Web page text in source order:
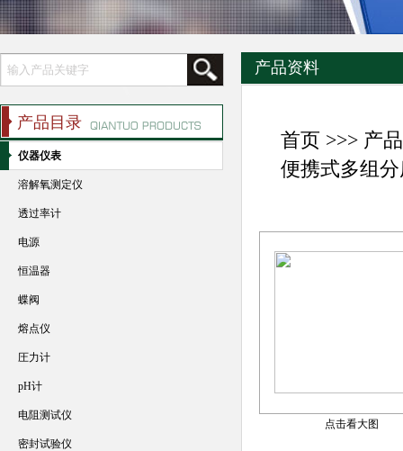
产品资料
首页 >>> 产
便携式多组
点击看大图
产品目录
仪器仪表
溶解氧测定仪
透过率计
电源
恒温器
蝶阀
熔点仪
圧力计
pH计
电阻测试仪
密封试验仪